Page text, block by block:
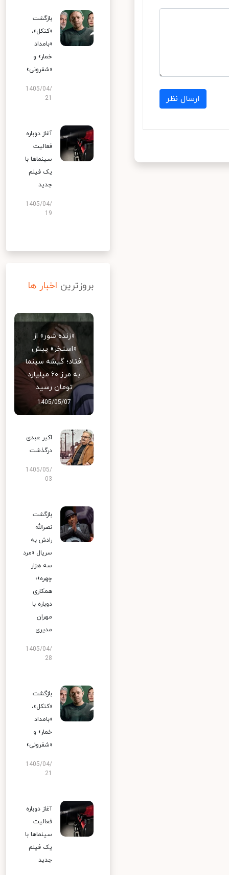
ارسال نظر
بازگشت
«کنکل»،
«بامداد
خمار» و
«شفرونی»
1405/04/
آغاز دوباره
فعالیت
سینماها با
یک فیلم
جدید
1405/04/
19
بروزترین اخبار ها
«زنده شور» از
«استخر» پیش
افتاد؛ گیشه سینما
به مرز ۶۰ میلیارد
تومان رسید
1405/05/07
اکبر عبدی
درگذشت
1405/05/
03
بازگشت
نصرالله
رادش به
سریال «مرد
سه هزار
چهره»؛
همکاری
دوباره با
مهران
مدیری
1405/04/
28
بازگشت
«کنکل»،
«بامداد
خمار» و
«شفرونی»
1405/04/
آغاز دوباره
فعالیت
سینماها با
یک فیلم
جدید